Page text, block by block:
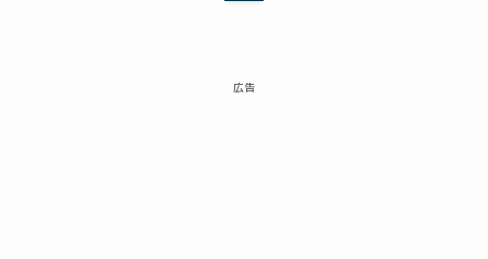
広告